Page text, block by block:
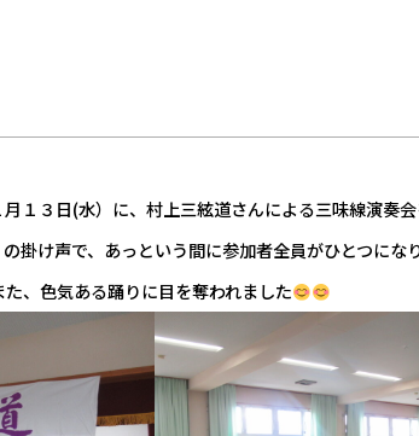
１３日(水）に、村上三絃道さんによる三味線演奏
掛け声で、あっという間に参加者全員がひとつにな
、色気ある踊りに目を奪われました